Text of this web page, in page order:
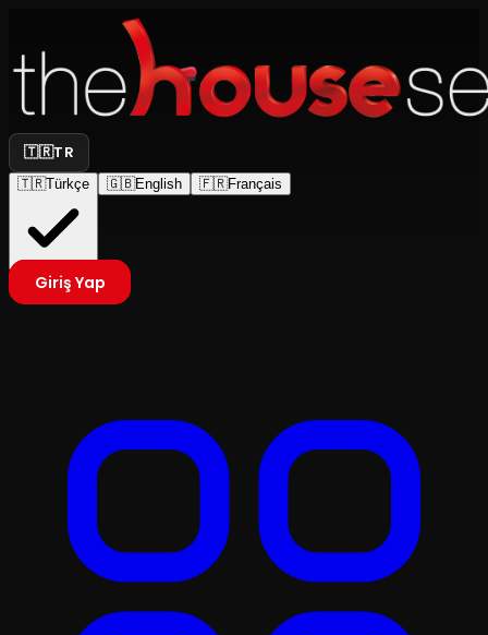
🇹🇷TR
🇹🇷Türkçe 🇬🇧English 🇫🇷Français
Giriş Yap